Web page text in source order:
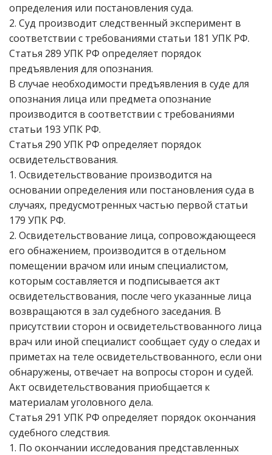
определения или постановления суда.
2. Суд производит следственный эксперимент в
соответствии с требованиями статьи 181 УПК РФ.
Статья 289 УПК РФ определяет порядок
предъявления для опознания.
В случае необходимости предъявления в суде для
опознания лица или предмета опознание
производится в соответствии с требованиями
статьи 193 УПК РФ.
Статья 290 УПК РФ определяет порядок
освидетельствования.
1. Освидетельствование производится на
основании определения или постановления суда в
случаях, предусмотренных частью первой статьи
179 УПК РФ.
2. Освидетельствование лица, сопровождающееся
его обнажением, производится в отдельном
помещении врачом или иным специалистом,
которым составляется и подписывается акт
освидетельствования, после чего указанные лица
возвращаются в зал судебного заседания. В
присутствии сторон и освидетельствованного лица
врач или иной специалист сообщает суду о следах и
приметах на теле освидетельствованного, если они
обнаружены, отвечает на вопросы сторон и судей.
Акт освидетельствования приобщается к
материалам уголовного дела.
Статья 291 УПК РФ определяет порядок окончания
судебного следствия.
1. По окончании исследования представленных